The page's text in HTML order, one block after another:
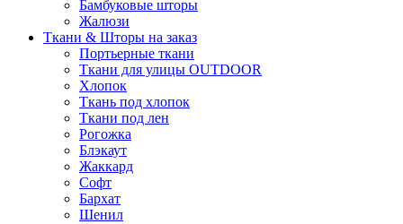
Бамбуковые шторы
Жалюзи
Ткани & Шторы на заказ
Портьерные ткани
Ткани для улицы OUTDOOR
Хлопок
Ткань под хлопок
Ткани под лен
Рогожка
Блэкаут
Жаккард
Софт
Бархат
Шенил